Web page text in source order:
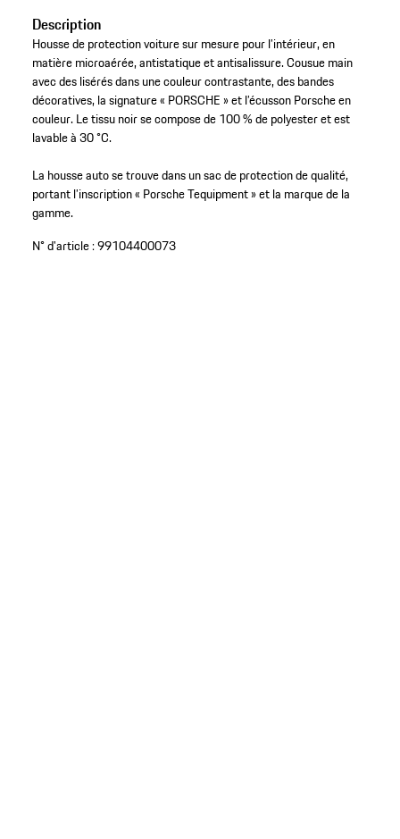
Description
Housse de protection voiture sur mesure pour l’intérieur, en
matière microaérée, antistatique et antisalissure. Cousue main
avec des lisérés dans une couleur contrastante, des bandes
décoratives, la signature « PORSCHE » et l’écusson Porsche en
couleur. Le tissu noir se compose de 100 % de polyester et est
lavable à 30 °C.
La housse auto se trouve dans un sac de protection de qualité,
portant l’inscription « Porsche Tequipment » et la marque de la
gamme.
N° d'article :99104400073